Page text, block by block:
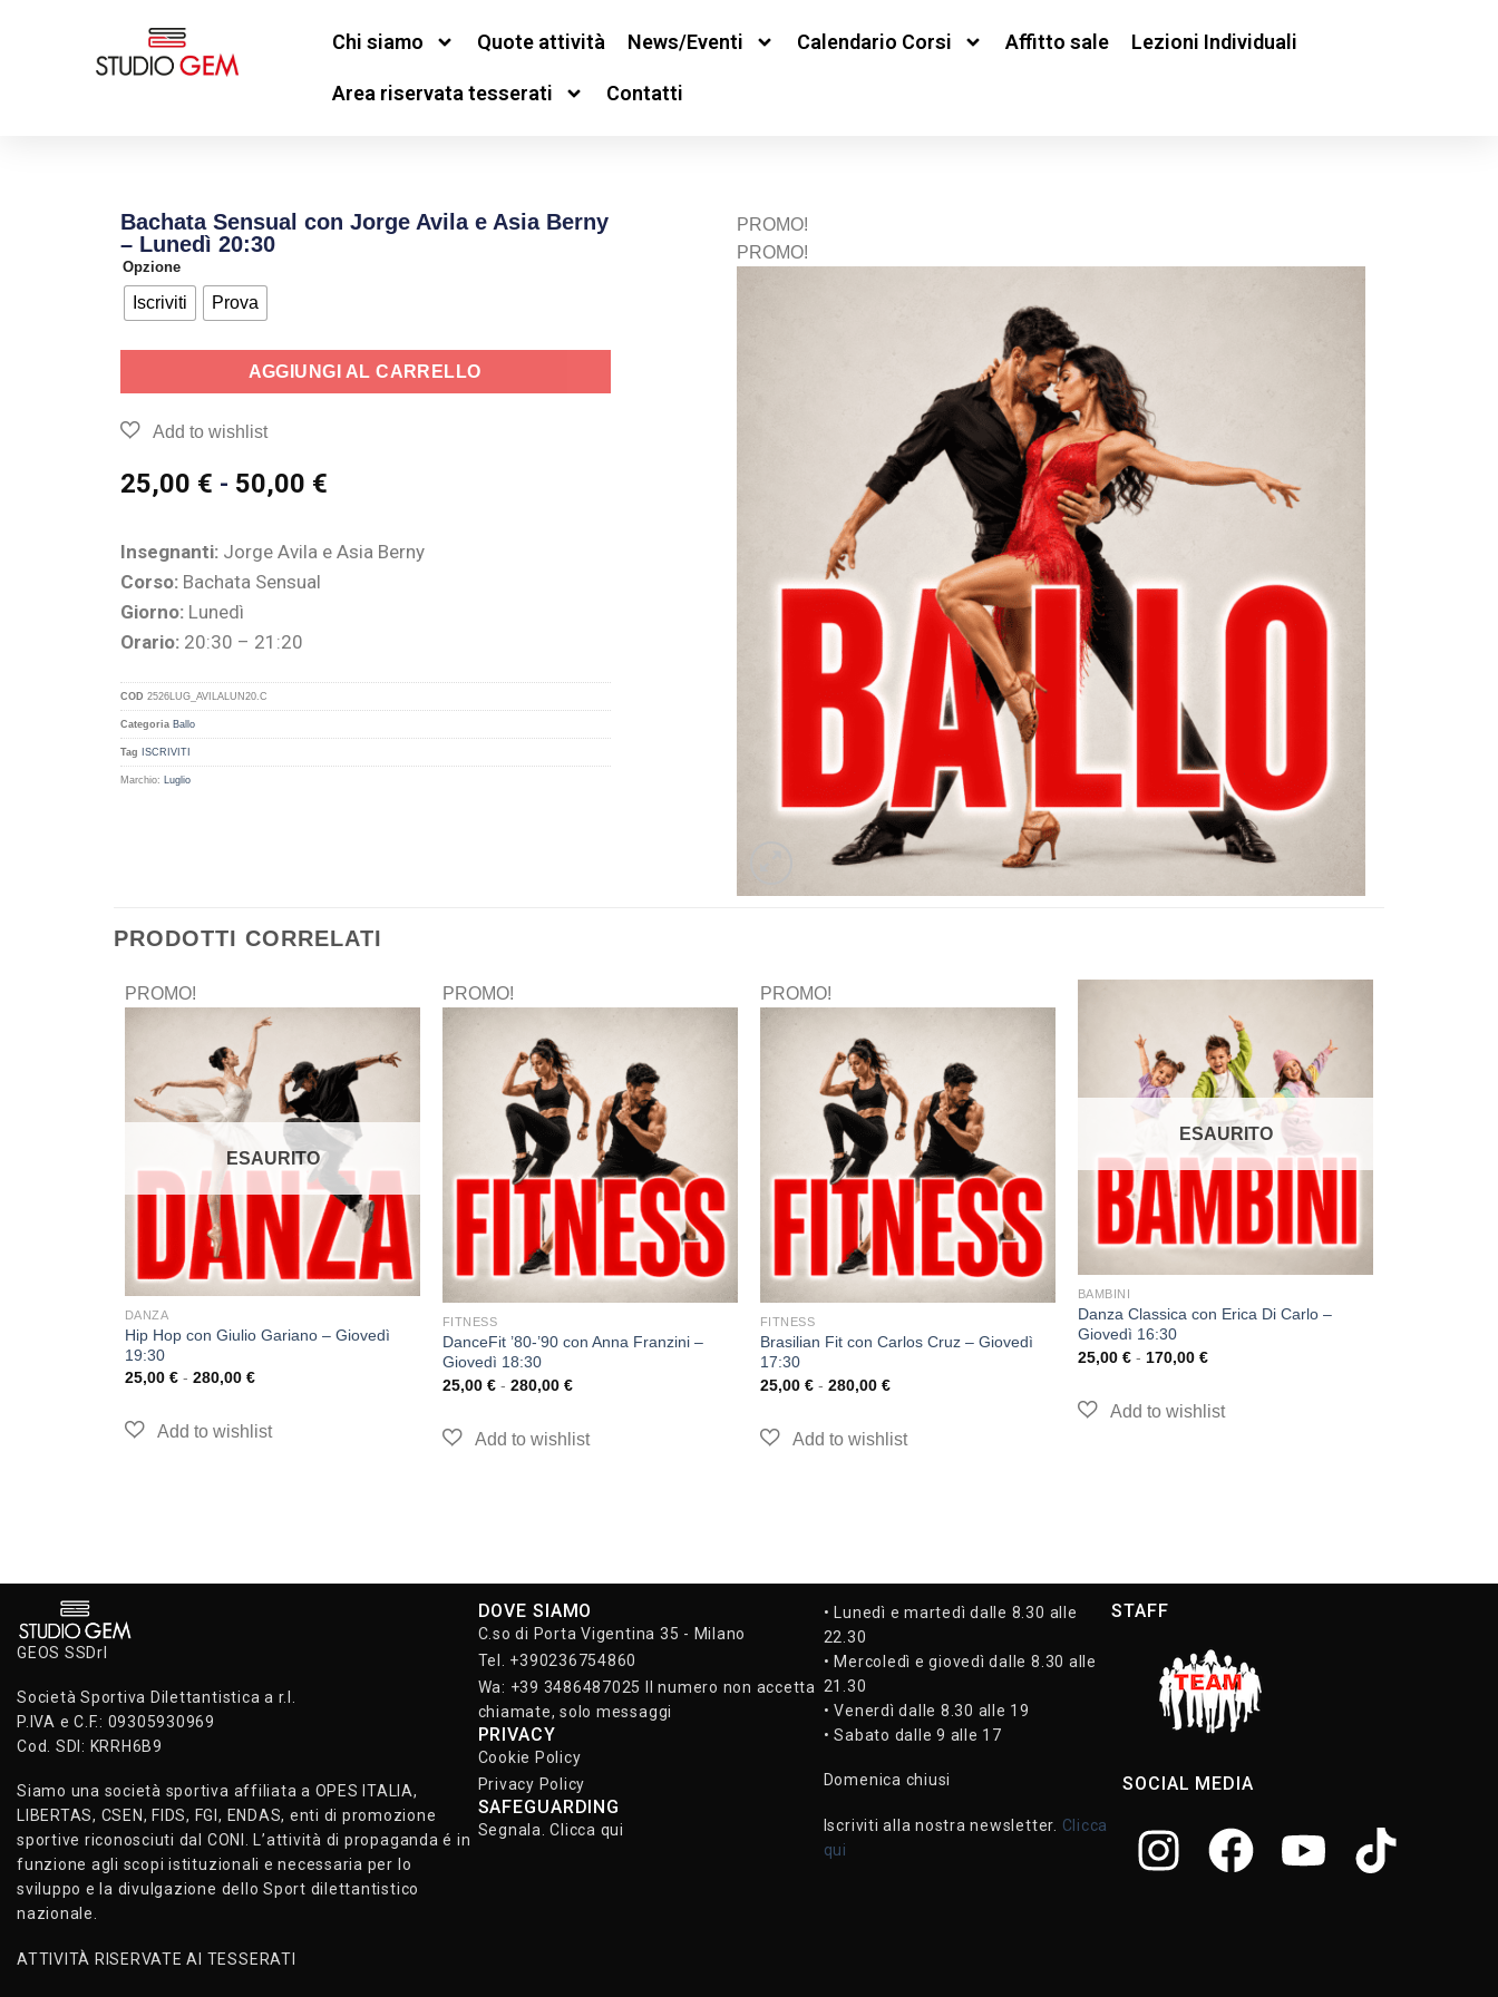
Chi siamo Quote attività News/Eventi Calendario Corsi Affitto sale Lezioni Individuali
Area riservata tesserati Contatti
Bachata Sensual con Jorge Avila e Asia Berny
– Lunedì 20:30
Opzione
Iscriviti Prova
AGGIUNGI AL CARRELLO
25,00 € - 50,00 €
Insegnanti:Jorge Avila e Asia Berny
Corso:Bachata Sensual
Giorno:Lunedì
Orario:20:30 – 21:20
COD 2526LUG_AVILALUN20.C
Categoria Ballo
Tag ISCRIVITI
Marchio: Luglio
PROMO!
PROMO!
PRODOTTI CORRELATI
PROMO!
ESAURITO
DANZA
Hip Hop con Giulio Gariano – Giovedì
19:30
25,00 € - 280,00 €
PROMO!
FITNESS
DanceFit ’80-’90 con Anna Franzini –
Giovedì 18:30
25,00 € - 280,00 €
PROMO!
FITNESS
Brasilian Fit con Carlos Cruz – Giovedì
17:30
25,00 € - 280,00 €
ESAURITO
BAMBINI
Danza Classica con Erica Di Carlo –
Giovedì 16:30
25,00 € - 170,00 €
GEOS SSDrl
Società Sportiva Dilettantistica a r.l.
P.IVA e C.F.: 09305930969
Cod. SDI: KRRH6B9
Siamo una società sportiva affiliata a OPES ITALIA,
LIBERTAS, CSEN, FIDS, FGI, ENDAS, enti di promozione
sportive riconosciuti dal CONI. L’attività di propaganda é in
funzione agli scopi istituzionali e necessaria per lo
sviluppo e la divulgazione dello Sport dilettantistico
nazionale.
ATTIVITÀ RISERVATE AI TESSERATI
DOVE SIAMO
C.so di Porta Vigentina 35 - Milano
Tel. +390236754860
Wa: +39 3486487025 Il numero non accetta
chiamate, solo messaggi
PRIVACY
Cookie Policy
Privacy Policy
SAFEGUARDING
Segnala. Clicca qui
• Lunedì e martedì dalle 8.30 alle
22.30
• Mercoledì e giovedì dalle 8.30 alle
21.30
• Venerdì dalle 8.30 alle 19
• Sabato dalle 9 alle 17
Domenica chiusi
Iscriviti alla nostra newsletter. Clicca
qui
STAFF
SOCIAL MEDIA